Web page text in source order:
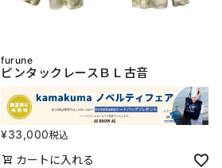
furune
ピンタックレースＢＬ古音
¥33,000税込
カートに入れる